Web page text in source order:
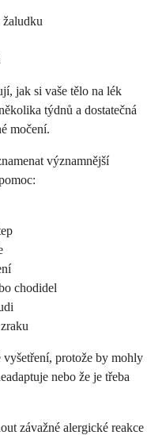
jak si vaše tělo na lék
týdnů a dostatečná
močení.
významnější
chodidel
protože by mohly
nebo že je třeba
závažné alergické reakce